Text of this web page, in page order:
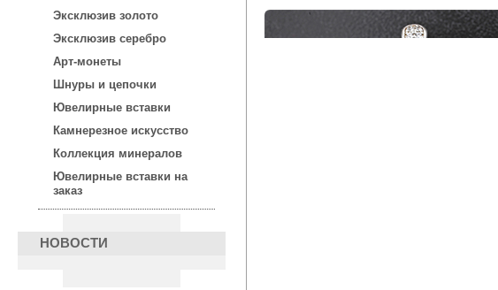
Эксклюзив золото
Эксклюзив серебро
Арт-монеты
Шнуры и цепочки
Ювелирные вставки
Камнерезное искусство
Коллекция минералов
Ювелирные вставки на
заказ
НОВОСТИ